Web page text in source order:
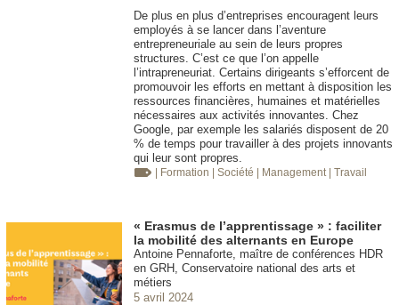
De plus en plus d’entreprises encouragent leurs
employés à se lancer dans l’aventure
entrepreneuriale au sein de leurs propres
structures. C’est ce que l’on appelle
l’intrapreneuriat. Certains dirigeants s’efforcent de
promouvoir les efforts en mettant à disposition les
ressources financières, humaines et matérielles
nécessaires aux activités innovantes. Chez
Google, par exemple les salariés disposent de 20
% de temps pour travailler à des projets innovants
qui leur sont propres.
| Formation | Société | Management | Travail
« Erasmus de l’apprentissage » : faciliter
la mobilité des alternants en Europe
Antoine Pennaforte, maître de conférences HDR
en GRH, Conservatoire national des arts et
métiers
5 avril 2024